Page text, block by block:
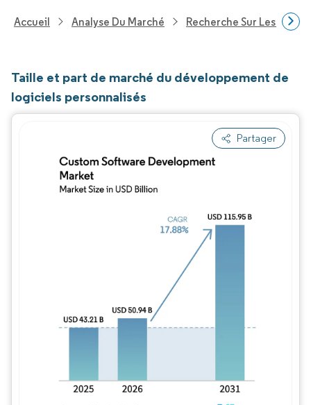
Accueil Analyse Du Marché Recherche Sur Les
Taille et part de marché du développement de
logiciels personnalisés
Partager
Image © Mordor Intelligence. La